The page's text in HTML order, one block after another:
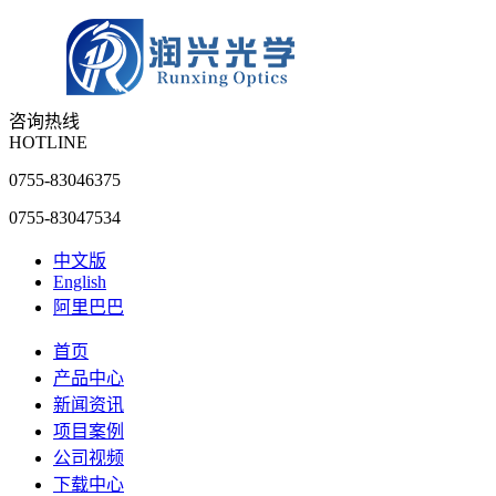
咨询热线
HOTLINE
0755-83046375
0755-83047534
中文版
English
阿里巴巴
首页
产品中心
新闻资讯
项目案例
公司视频
下载中心